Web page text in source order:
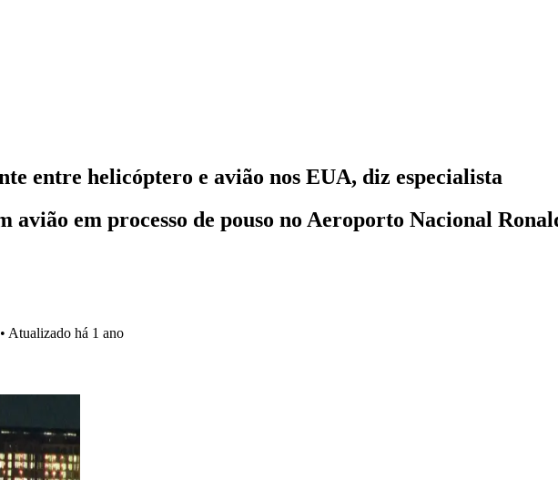
entre helicóptero e avião nos EUA, diz especialista
em processo de pouso no Aeroporto Nacional
• Atualizado há 1 ano